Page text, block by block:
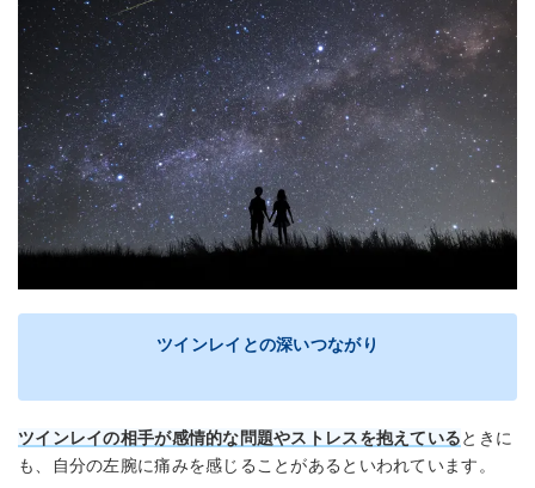
ツインレイとの深いつながり
ツインレイの相手が感情的な問題やストレスを抱えているときに
も、自分の左腕に痛みを感じることがあるといわれています。